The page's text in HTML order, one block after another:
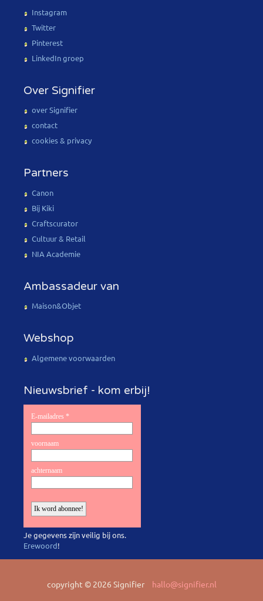
Instagram
Twitter
Pinterest
LinkedIn groep
Over Signifier
over Signifier
contact
cookies & privacy
Partners
Canon
Bij Kiki
Craftscurator
Cultuur & Retail
NIA Academie
Ambassadeur van
Maison&Objet
Webshop
Algemene voorwaarden
Nieuwsbrief - kom erbij!
Je gegevens zijn veilig bij ons.
Erewoord!
copyright © 2026 Signifier hallo@signifier.nl